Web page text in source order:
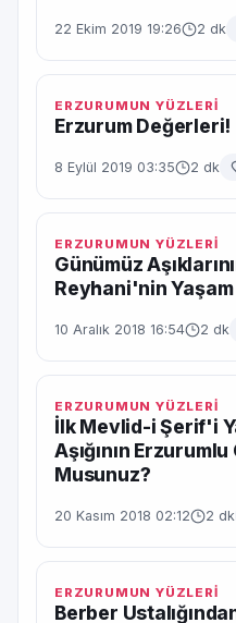
22 Ekim 2019 19:26 2 dk
ERZURUMUN YÜZLERİ
Erzurum Değerleri!
8 Eylül 2019 03:35 2 dk
ERZURUMUN YÜZLERİ
Günümüz
Reyhani'nin
10 Aralık 2018 16:54 2 dk
ERZURUMUN YÜZLERİ
İlk Mevlid-i Şerif'i
Aşığının
Musunuz?
20 Kasım 2018 02:12 2 dk
ERZURUMUN YÜZLERİ
Berber